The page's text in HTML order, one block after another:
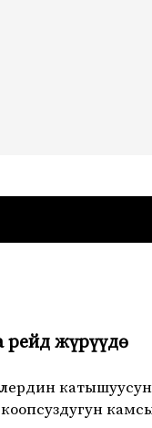
рейд жүрүүдө